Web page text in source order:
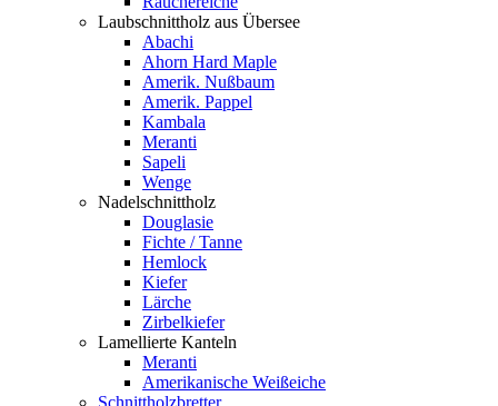
Laubschnittholz aus Übersee
Abachi
Ahorn Hard Maple
Amerik. Nußbaum
Amerik. Pappel
Kambala
Meranti
Sapeli
Wenge
Nadelschnittholz
Douglasie
Fichte / Tanne
Hemlock
Kiefer
Lärche
Zirbelkiefer
Lamellierte Kanteln
Meranti
Amerikanische Weißeiche
Schnittholzbretter